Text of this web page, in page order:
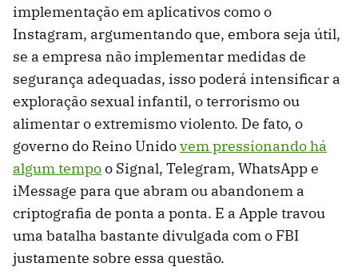
implementação em aplicativos como o
Instagram, argumentando que, embora seja útil,
se a empresa não implementar medidas de
segurança adequadas, isso poderá intensificar a
exploração sexual infantil, o terrorismo ou
alimentar o extremismo violento. De fato, o
governo do Reino Unidovem pressionando há
algum tempoo Signal, Telegram, WhatsApp e
iMessage para que abram ou abandonem a
criptografia de ponta a ponta. E a Apple travou
uma batalha bastante divulgada com o FBI
justamente sobre essa questão.